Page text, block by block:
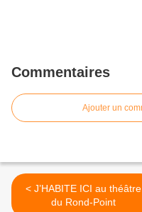
Commentaires
Ajouter un
< J’HABITE ICI au théâtre
du Rond-Point